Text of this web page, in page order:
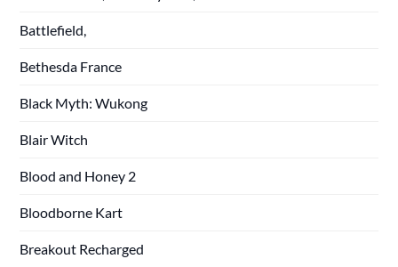
Battlefield,
Bethesda France
Black Myth: Wukong
Blair Witch
Blood and Honey 2
Bloodborne Kart
Breakout Recharged